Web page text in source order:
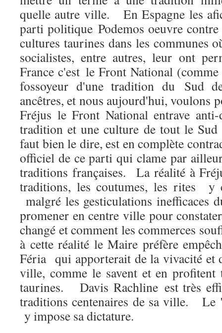
quelle autre ville. En Espagne les
parti politique Podemos oeuvre
cultures taurines dans les communes
socialistes, entre autres, leur ont
France c'est le Front National
fossoyeur d'une tradition du Sud
ancêtres, et nous aujourd'hui, voulons
Fréjus le Front National entrave anti-
tradition et une culture de tout le
faut bien le dire, est en complète
officiel de ce parti qui clame par
traditions françaises. La réalité à
traditions, les coutumes, les rites y
malgré les gesticulations inefficaces
promener en centre ville pour
changé et comment les commerces
à cette réalité le Maire préfère
Féria qui apporterait de la vivacité et
ville, comme le savent et en profitent
taurines. Davis Rachline est très
traditions centenaires de sa ville. Le
y impose sa dictature.